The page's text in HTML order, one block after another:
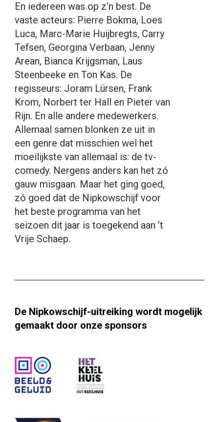
En iedereen was op z’n best. De
vaste acteurs: Pierre Bokma, Loes
Luca, Marc-Marie Huijbregts, Carry
Tefsen, Georgina Verbaan, Jenny
Arean, Bianca Krijgsman, Laus
Steenbeeke en Ton Kas. De
regisseurs: Joram Lürsen, Frank
Krom, Norbert ter Hall en Pieter van
Rijn. En alle andere medewerkers.
Allemaal samen blonken ze uit in
een genre dat misschien wel het
moeilijkste van allemaal is: de tv-
comedy. Nergens anders kan het zó
gauw misgaan. Maar het ging goed,
zó goed dat de Nipkowschijf voor
het beste programma van het
seizoen dit jaar is toegekend aan ’t
Vrije Schaep.
De Nipkowschijf-uitreiking wordt mogelijk
gemaakt door onze sponsors